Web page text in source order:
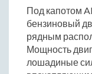
Под капотом
бензиновый
рядным
Мощность
лошадиные